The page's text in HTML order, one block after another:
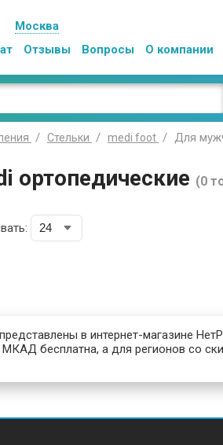
Москва
Отзывы Вопросы О компании
Стельки medi foot Для
ортопедические (0
в интернет-магазине
бесплатна, а для регионов со